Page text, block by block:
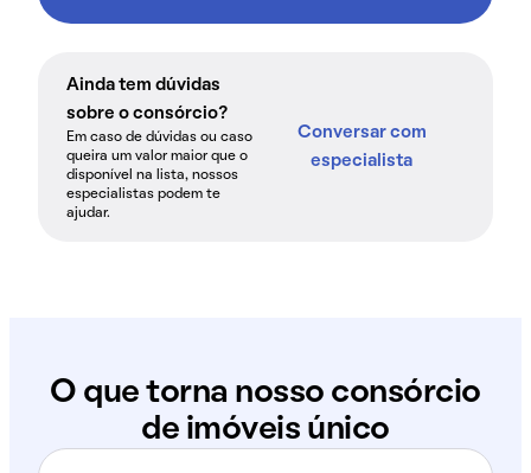
Ainda tem dúvidas
sobre o consórcio?
Em caso de dúvidas ou caso
queira um valor maior que o
disponível na lista, nossos
especialistas podem te
ajudar.
Conversar com
especialista
O que torna nosso consórcio
de imóveis único